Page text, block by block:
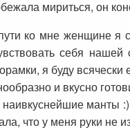
мириться, он
ко мне женщине я
себя
я буду всячески
и вкусно
манты
что у меня руки не